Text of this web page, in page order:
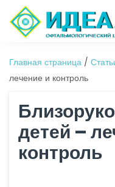
Главная страница /
лечение и контроль
детей –
контроль